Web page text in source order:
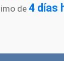
de 4 días